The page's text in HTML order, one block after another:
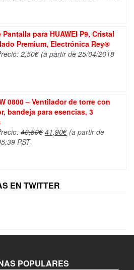
para HUAWEI P9, Cristal
Premium, Electrónica Rey®
2,50€ (a partir de 25/04/2018
0800 – Ventilador de torre con
bandeja para esencias, 3
48,50€ El
41,90€El(a partir de
PST-
EN TWITTER
POPULARES